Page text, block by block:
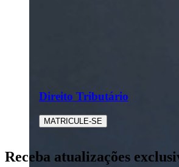
Direito Tributário
MATRICULE-SE
Receba atualizações